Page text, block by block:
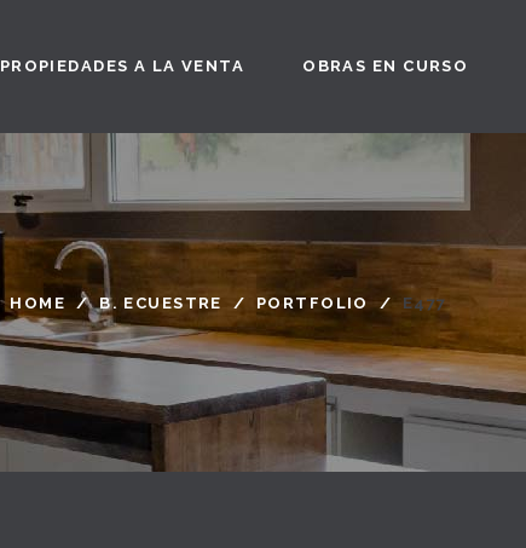
PROPIEDADES A LA VENTA OBRAS EN CURSO
HOME /B. ECUESTRE / PORTFOLIO / E477